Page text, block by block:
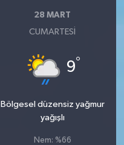
28 MART
CUMARTESI
9°
Bölgesel düzensiz yağmur
yağışlı
Nem: %66